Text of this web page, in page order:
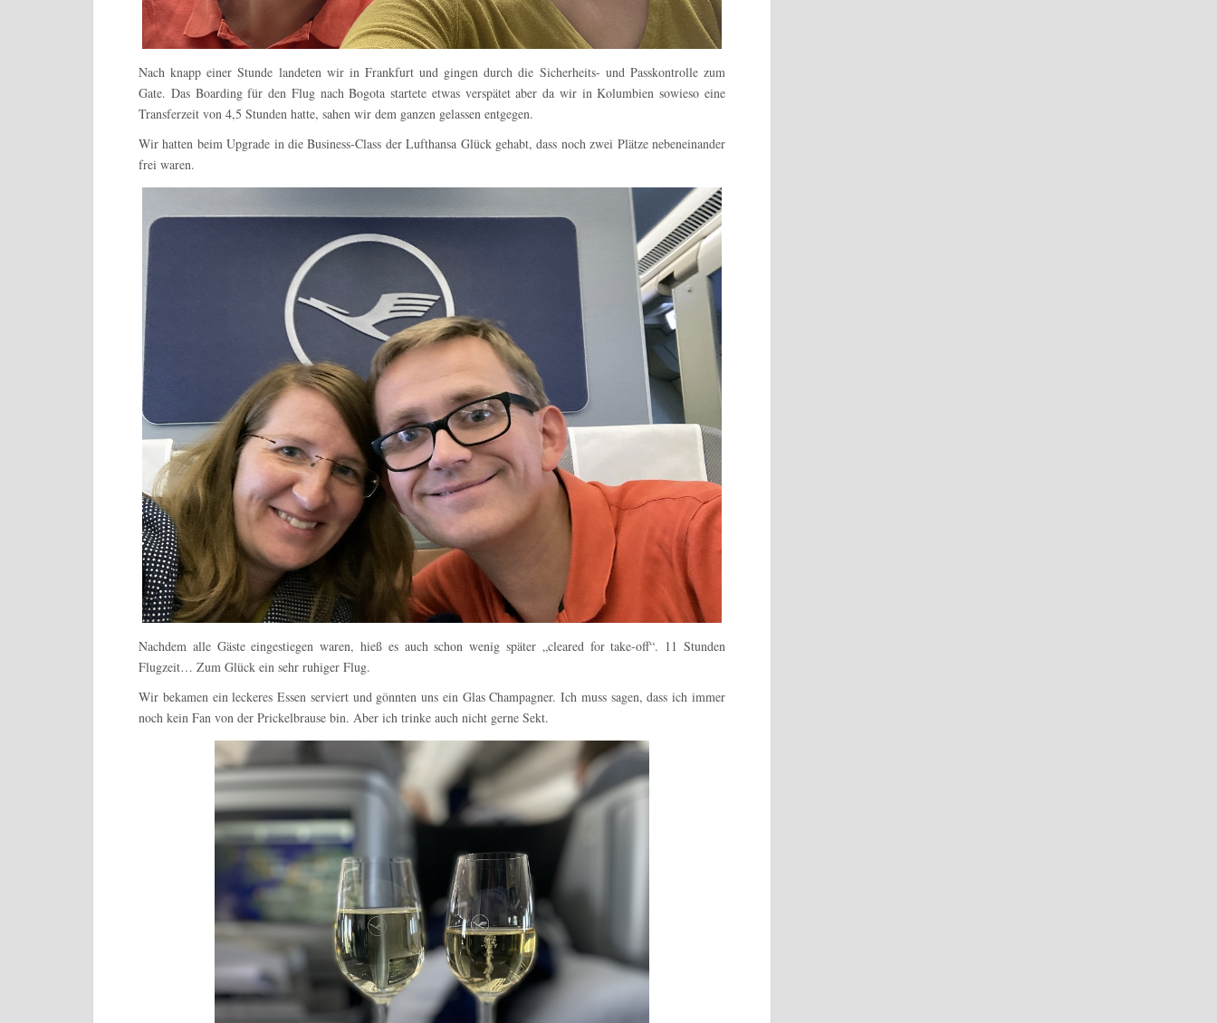
Nach knapp einer Stunde landeten wir in Frankfurt und gingen durch die Sicherheits- und Passkontrolle zum
Gate. Das Boarding für den Flug nach Bogota startete etwas verspätet aber da wir in Kolumbien sowieso eine
Transferzeit von 4,5 Stunden hatte, sahen wir dem ganzen gelassen entgegen.
Wir hatten beim Upgrade in die Business-Class der Lufthansa Glück gehabt, dass noch zwei Plätze nebeneinander
frei waren.
Nachdem alle Gäste eingestiegen waren, hieß es auch schon wenig später „cleared for take-off“. 11 Stunden
Flugzeit… Zum Glück ein sehr ruhiger Flug.
Wir bekamen ein leckeres Essen serviert und gönnten uns ein Glas Champagner. Ich muss sagen, dass ich immer
noch kein Fan von der Prickelbrause bin. Aber ich trinke auch nicht gerne Sekt.